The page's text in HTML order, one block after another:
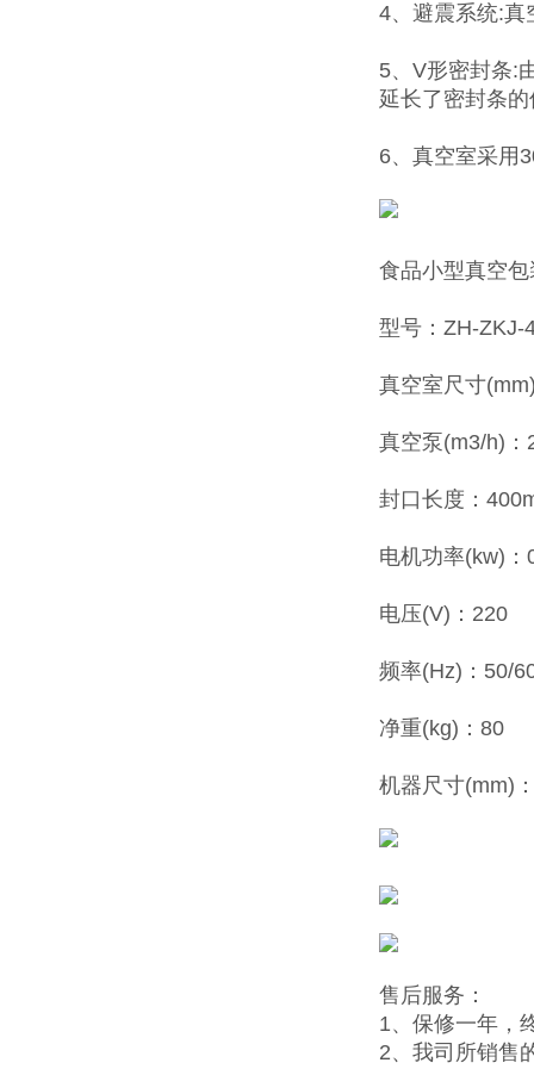
4、避震系统:真
5、V形密封条:
延长了密封条
6、真空室采用
食品小型真空
型号：ZH-ZKJ-
真空室尺寸
真空泵(m3/h)：
封口长度：
电机功率(kw)：
电压(V)：220
频率(Hz)：50/
净重(kg)：80
机器尺寸(mm)
售后服务：
1、保修一年，
2、我司所销售